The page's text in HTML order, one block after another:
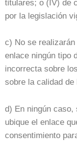
titulares; o (IV) de
por la legislación
c) No se realizarán
enlace ningún tipo
incorrecta sobre
sobre la calidad
d) En ningún caso,
ubique el enlace
consentimiento